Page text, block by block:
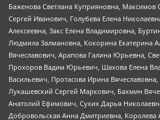
Баженова Светлана Куприяновна, Максимов
Сергей Иванович, Голубева Елена
Алексеевна, Закс Елена Владимировна,
Людмила Залмановна, Кокорина Екатерина
Вячеславович, Арапова Галина Юрьевна,
Прохоров Вадим Юрьевич, Шахова Елена
Васильевич, Протасова Ирина
Лукашевский Сергей Маркович, Бахмин
Анатолий Ефимович, Сухих Дарья
Добровольская Анна Дмитриевна, Королева